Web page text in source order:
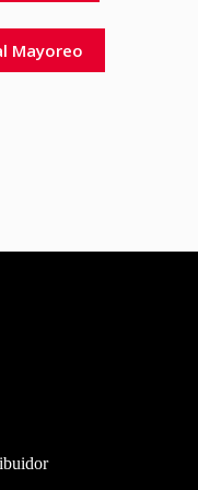
Mayoreo